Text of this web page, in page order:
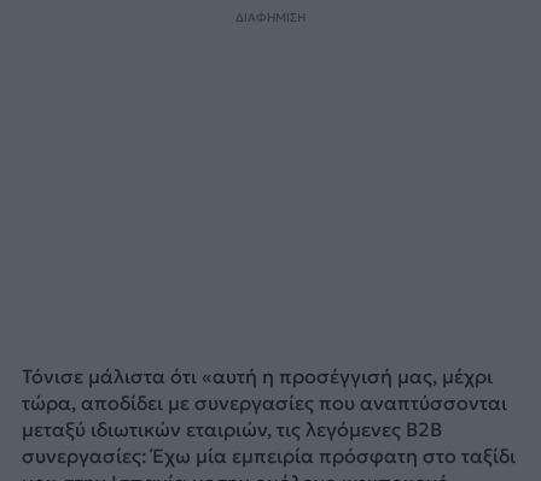
ΔΙΑΦΗΜΙΣΗ
Τόνισε μάλιστα ότι «αυτή η προσέγγισή μας, μέχρι
τώρα, αποδίδει με συνεργασίες που αναπτύσσονται
μεταξύ ιδιωτικών εταιριών, τις λεγόμενες B2B
συνεργασίες: Έχω μία εμπειρία πρόσφατη στο ταξίδι